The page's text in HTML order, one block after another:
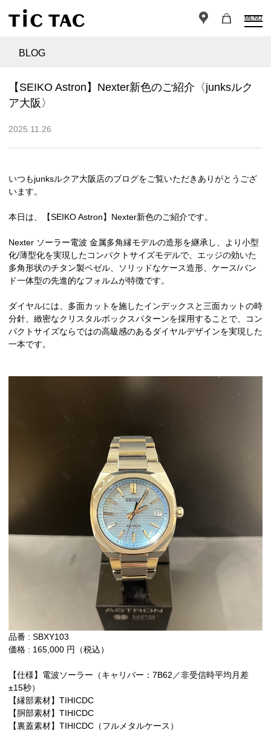
MENU
BLOG
【SEIKO Astron】Nexter新色のご紹介〈junksルク
ア大阪〉
2025.11.26
いつもjunksルクア大阪店のブログをご覧いただきありがとうござ
います。
本日は、【SEIKO Astron】Nexter新色のご紹介です。
Nexter ソーラー電波 金属多角縁モデルの造形を継承し、より小型
化/薄型化を実現したコンパクトサイズモデルで、エッジの効いた
多角形状のチタン製ベゼル、ソリッドなケース造形、ケース/バン
ド一体型の先進的なフォルムが特徴です。
ダイヤルには、多面カットを施したインデックスと三面カットの時
分針、緻密なクリスタルボックスパターンを採用することで、コン
パクトサイズならではの高級感のあるダイヤルデザインを実現した
一本です。
品番 : SBXY103
価格 : 165,000 円（税込）
【仕様】電波ソーラー（キャリバー：7B62／非受信時平均月差
±15秒）
【縁部素材】TIHICDC
【胴部素材】TIHICDC
【裏蓋素材】TIHICDC（フルメタルケース）